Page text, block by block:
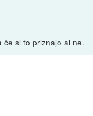
če si to priznajo al ne.